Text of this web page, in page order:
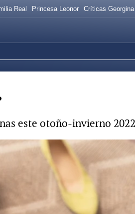
Real Princesa Leonor Críticas
este otoño-invierno